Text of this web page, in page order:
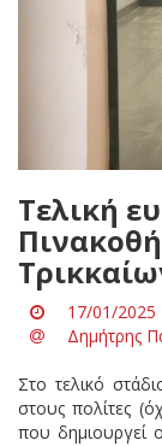
Τελική
17/01/2025
Δημήτρης
Στο τελικό
στους πολίτες
που δημιουργεί